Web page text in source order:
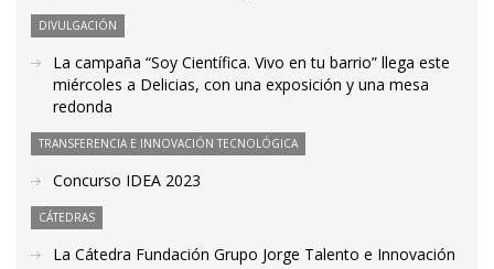
DIVULGACIÓN
La campaña “Soy Científica. Vivo en tu barrio” llega este
miércoles a Delicias, con una exposición y una mesa
redonda
TRANSFERENCIA E INNOVACIÓN TECNOLÓGICA
Concurso IDEA 2023
CÁTEDRAS
La Cátedra Fundación Grupo Jorge Talento e Innovación